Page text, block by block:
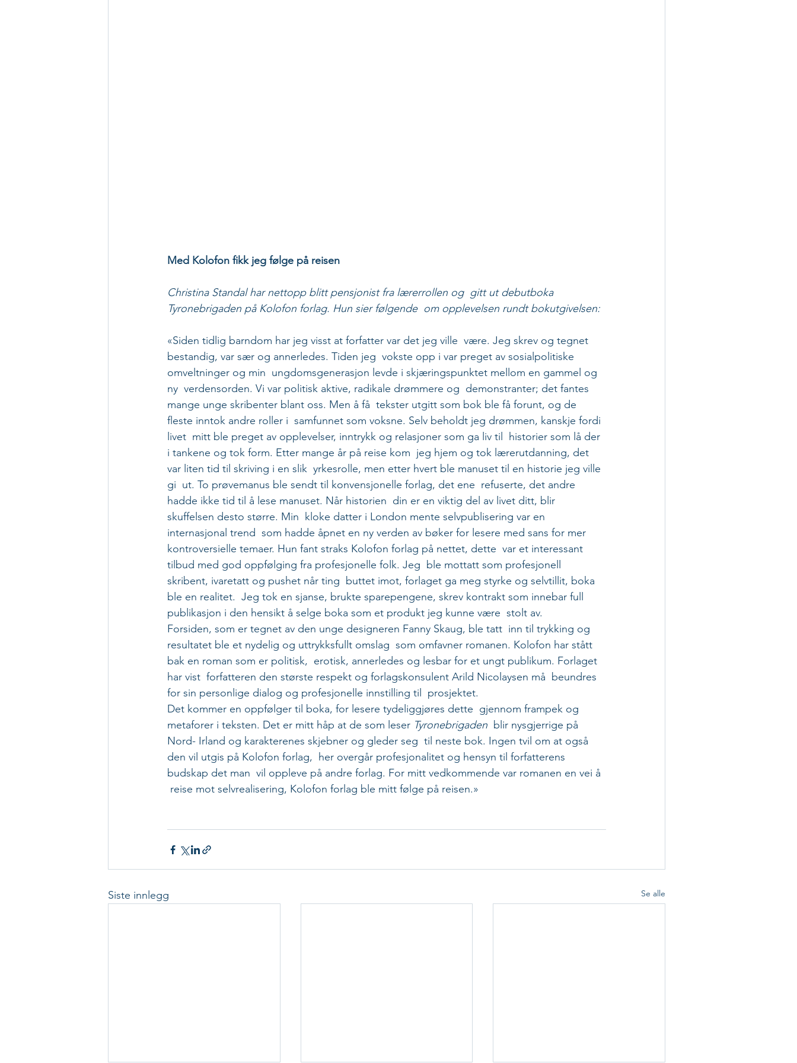
Med Kolofon fikk jeg følge på reisen
Christina Standal har nettopp blitt pensjonist fra lærerrollen og  gitt ut debutboka
Tyronebrigaden på Kolofon forlag. Hun sier følgende  om opplevelsen rundt bokutgivelsen:
«Siden tidlig barndom har jeg visst at forfatter var det jeg ville  være. Jeg skrev og tegnet
bestandig, var sær og annerledes. Tiden jeg  vokste opp i var preget av sosialpolitiske
omveltninger og min  ungdomsgenerasjon levde i skjæringspunktet mellom en gammel og
ny  verdensorden. Vi var politisk aktive, radikale drømmere og  demonstranter; det fantes
mange unge skribenter blant oss. Men å få  tekster utgitt som bok ble få forunt, og de
fleste inntok andre roller i  samfunnet som voksne. Selv beholdt jeg drømmen, kanskje fordi
livet  mitt ble preget av opplevelser, inntrykk og relasjoner som ga liv til  historier som lå der
i tankene og tok form. Etter mange år på reise kom  jeg hjem og tok lærerutdanning, det
var liten tid til skriving i en slik  yrkesrolle, men etter hvert ble manuset til en historie jeg ville
gi  ut. To prøvemanus ble sendt til konvensjonelle forlag, det ene  refuserte, det andre
hadde ikke tid til å lese manuset. Når historien  din er en viktig del av livet ditt, blir
skuffelsen desto større. Min  kloke datter i London mente selvpublisering var en
internasjonal trend  som hadde åpnet en ny verden av bøker for lesere med sans for mer
kontroversielle temaer. Hun fant straks Kolofon forlag på nettet, dette  var et interessant
tilbud med god oppfølging fra profesjonelle folk. Jeg  ble mottatt som profesjonell
skribent, ivaretatt og pushet når ting  buttet imot, forlaget ga meg styrke og selvtillit, boka
ble en realitet.  Jeg tok en sjanse, brukte sparepengene, skrev kontrakt som innebar full
publikasjon i den hensikt å selge boka som et produkt jeg kunne være  stolt av.
Forsiden, som er tegnet av den unge designeren Fanny Skaug, ble tatt  inn til trykking og
resultatet ble et nydelig og uttrykksfullt omslag  som omfavner romanen. Kolofon har stått
bak en roman som er politisk,  erotisk, annerledes og lesbar for et ungt publikum. Forlaget
har vist  forfatteren den største respekt og forlagskonsulent Arild Nicolaysen må  beundres
for sin personlige dialog og profesjonelle innstilling til  prosjektet.
Det kommer en oppfølger til boka, for lesere tydeliggjøres dette  gjennom frampek og
metaforer i teksten. Det er mitt håp at de som leser Tyronebrigaden
  blir nysgjerrige på
Nord- Irland og karakterenes skjebner og gleder seg  til neste bok. Ingen tvil om at også
den vil utgis på Kolofon forlag,  her overgår profesjonalitet og hensyn til forfatterens
budskap det man  vil oppleve på andre forlag. For mitt vedkommende var romanen en vei å
reise mot selvrealisering, Kolofon forlag ble mitt følge på reisen.»
Siste innlegg Se alle